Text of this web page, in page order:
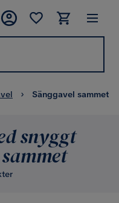
Sänggavel sammet
snyggt